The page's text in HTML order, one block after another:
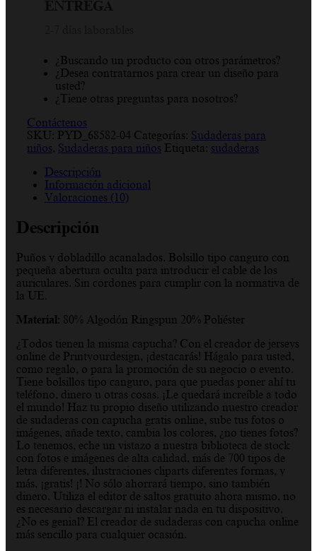
niños
cantidad
¿Buscando un producto con otros parámetros?
¿Desea contratarnos para crear un diseño para
usted?
¿Tiene otras preguntas para nosotros?
Contáctenos
SKU: PYD_68582-04 Categorías: Sudaderas para
niños, Sudaderas para niños Etiqueta: sudaderas
Descripción
Información adicional
Valoraciones (10)
Descripción
Puños y dobladillo acanalados. Bolsillo tipo canguro con
pequeña abertura oculta para introducir el cable de los
auriculares. Sin cordones para cumplir con la normativa de
la UE.
Material: 80% Algodón Ringspun 20% Poliéster
¿Todos tienen la misma capucha? Con el creador de jerseys
online de Printyourdesign, ¡destacarás! Hágalo para usted,
como regalo, o para la promoción de su negocio o evento.
Tiene bolsillos tipo canguro, para que puedas poner ahí tu
teléfono, dinero u otras cosas. ¡Le quedará increíble a todo
el mundo! Haz tu propio diseño utilizando nuestro creador
de sudaderas con capucha gratis online, sube tus fotos o
imágenes, añade texto, cambia los colores, ¿no tienes fotos?
Lo tenemos, eche un vistazo a nuestra biblioteca de stock
con fotos e imágenes de alta calidad, más de 700 tipos de
letra diferentes, ilustraciones cliparts diferentes formas, y
más, ¡gratis! ¡! No sólo ahorrará tiempo, sino también
dinero. Utiliza el editor de saltos gratuito ahora mismo, no
es necesario descargar ni instalar nada en tu dispositivo.
¿No es genial? El creador de sudaderas con capucha online
más sencillo para cualquier ocasión.